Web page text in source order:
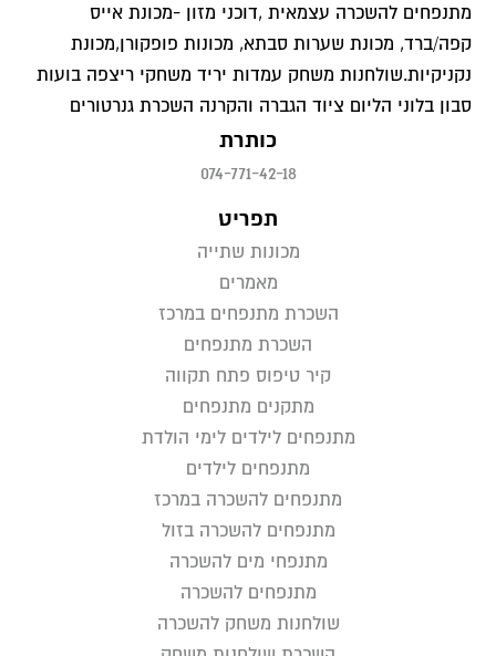
מתנפחים להשכרה עצמאית ,דוכני מזון -מכונת אייס
קפה/ברד, מכונת שערות סבתא, מכונות פופקורן,מכונת
נקניקיות.שולחנות משחק עמדות יריד משחקי ריצפה בועות
סבון בלוני הליום ציוד הגברה והקרנה השכרת גנרטורים
כותרת
074-771-42-18
תפריט
מכונות שתייה
מאמרים
השכרת מתנפחים במרכז
השכרת מתנפחים
קיר טיפוס פתח תקווה
מתקנים מתנפחים
מתנפחים לילדים לימי הולדת
מתנפחים לילדים
מתנפחים להשכרה במרכז
מתנפחים להשכרה בזול
מתנפחי מים להשכרה
מתנפחים להשכרה
שולחנות משחק להשכרה